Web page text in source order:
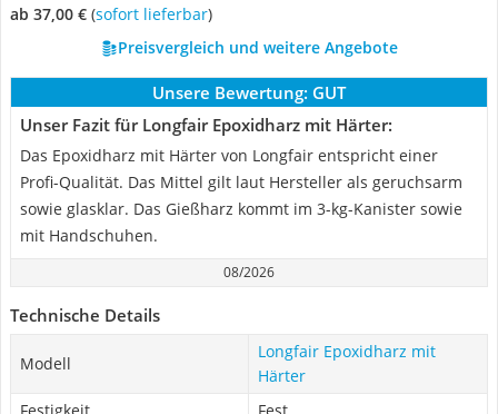
ab 37,00 € ( Sofort lieferbar)
Preisvergleich und weitere Angebote
Unsere Bewertung: GUT
Unser Fazit für Longfair Epoxidharz mit Härter:
Das Epoxidharz mit Härter von Longfair entspricht einer
Profi-Qualität. Das Mittel gilt laut Hersteller als geruchsarm
sowie glasklar. Das Gießharz kommt im 3-kg-Kanister sowie
mit Handschuhen.
08/2026
Technische Details
Modell
Longfair Epoxidharz mit
Härter